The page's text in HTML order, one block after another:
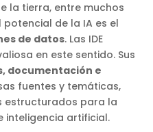
la tierra, entre muchos
de la IA es el
de datos. Las IDE
en este sentido. Sus
documentación e
fuentes y temáticas,
estructurados para la
inteligencia artificial.